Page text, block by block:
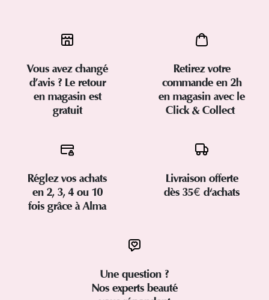
Vous avez changé
d’avis ? Le retour
en magasin est
gratuit
Retirez votre
commande en 2h
en magasin avec le
Click & Collect
Réglez vos achats
en 2, 3, 4 ou 10
fois grâce à Alma
Livraison offerte
dès 35€ d'achats
Une question ?
Nos experts beauté